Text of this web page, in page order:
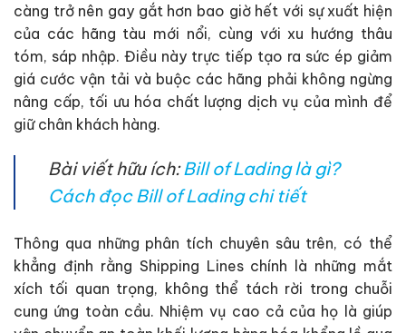
càng trở nên gay gắt hơn bao giờ hết với sự xuất hiện
của các hãng tàu mới nổi, cùng với xu hướng thâu
tóm, sáp nhập. Điều này trực tiếp tạo ra sức ép giảm
giá cước vận tải và buộc các hãng phải không ngừng
nâng cấp, tối ưu hóa chất lượng dịch vụ của mình để
giữ chân khách hàng.
Bài viết hữu ích:Bill of Lading là gì?
Cách đọc Bill of Lading chi tiết
Thông qua những phân tích chuyên sâu trên, có thể
khẳng định rằng Shipping Lines chính là những mắt
xích tối quan trọng, không thể tách rời trong chuỗi
cung ứng toàn cầu. Nhiệm vụ cao cả của họ là giúp